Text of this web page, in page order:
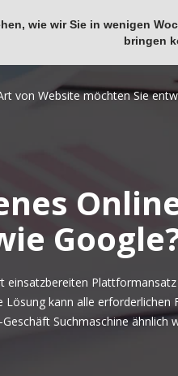
wie wir Sie in wenigen
bringen
einsatzbereiten
kann alle erforderlichen
Suchmaschine ähnlich